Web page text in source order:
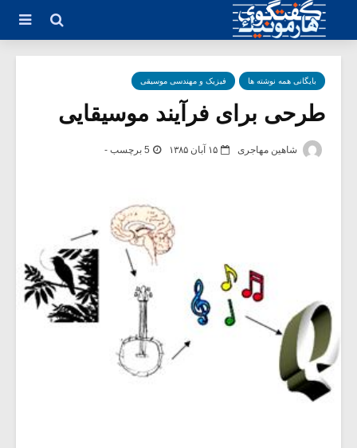
بایگانی همه نوشته ها فیزیک و مهندسی موسیقی
طرحی برای فرآیند موسیقایی
شاهین مهاجری ۱۵ آبان ۱۳۸۵ 5 برچسب -